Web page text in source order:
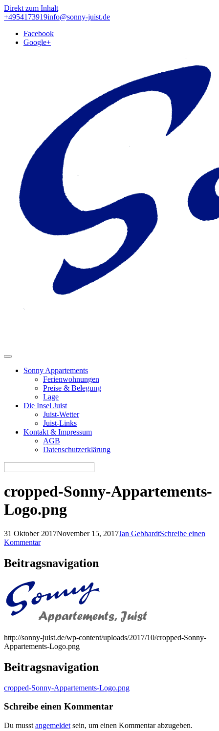
Direkt zum Inhalt
+4954173919info@sonny-juist.de
Facebook
Google+
Sonny Appartements
Ferienwohnungen
Preise & Belegung
Lage
Die Insel Juist
Juist-Wetter
Juist-Links
Kontakt & Impressum
AGB
Datenschutzerklärung
cropped-Sonny-Appartements-
Logo.png
31 Oktober 2017November 15, 2017Jan GebhardtSchreibe einen
Kommentar
Beitragsnavigation
http://sonny-juist.de/wp-content/uploads/2017/10/cropped-Sonny-
Appartements-Logo.png
Beitragsnavigation
cropped-Sonny-Appartements-Logo.png
Schreibe einen Kommentar
Du musst angemeldet sein, um einen Kommentar abzugeben.